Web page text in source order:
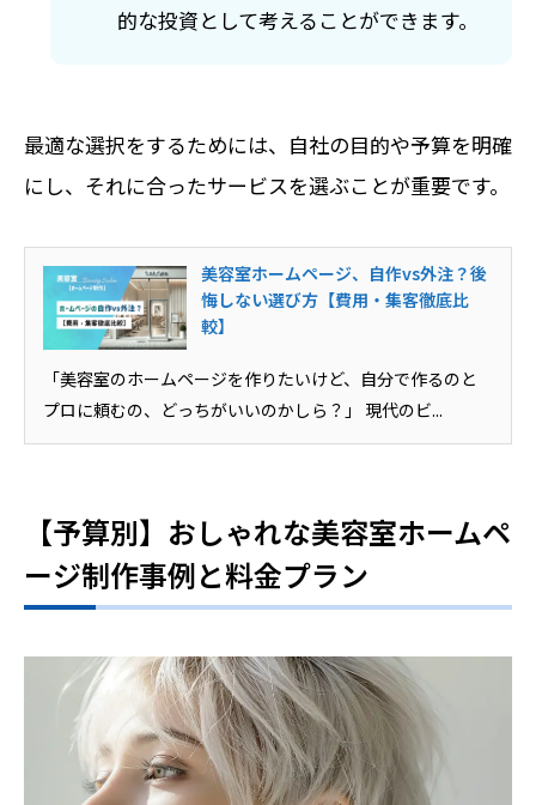
的な投資として考えることができます。
最適な選択をするためには、自社の目的や予算を明確
にし、それに合ったサービスを選ぶことが重要です。
美容室ホームページ、自作vs外注？後
悔しない選び方【費用・集客徹底比
較】
「美容室のホームページを作りたいけど、自分で作るのと
プロに頼むの、どっちがいいのかしら？」 現代のビ...
【予算別】おしゃれな美容室ホームペ
ージ制作事例と料金プラン